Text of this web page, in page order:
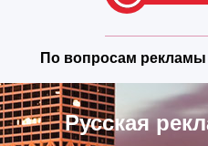
По вопросам рекламы
Русская